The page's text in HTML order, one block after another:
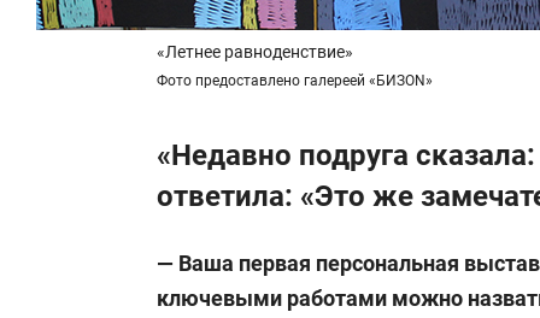
«Летнее равноденствие»
Фото предоставлено галереей «БИЗON»
«Недавно подруга
ответила: «Это же
— Ваша первая персональная
ключевыми работами можно